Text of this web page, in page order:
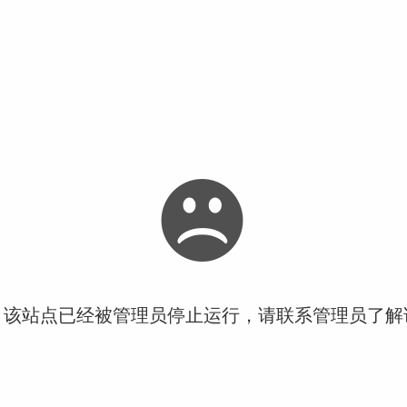
站点已经被管理员停止运行，请联系管理员了